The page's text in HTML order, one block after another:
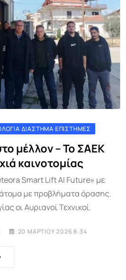
ΔΙΆΣΤΗΜΑ ΕΠΙΣΤΉΜΕΣ
μέλλον – Το ΣΑΕΚ
καινοτομίας
Smart Lift AI Future» με
με προβλήματα όρασης.
οι Αυριανοί Τεχνικοί.
20 ΜΑΡΤΊΟΥ 2026 8:34